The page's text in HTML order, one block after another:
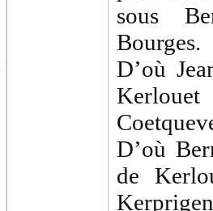
sous
Bourges.
D’où
D’où
de